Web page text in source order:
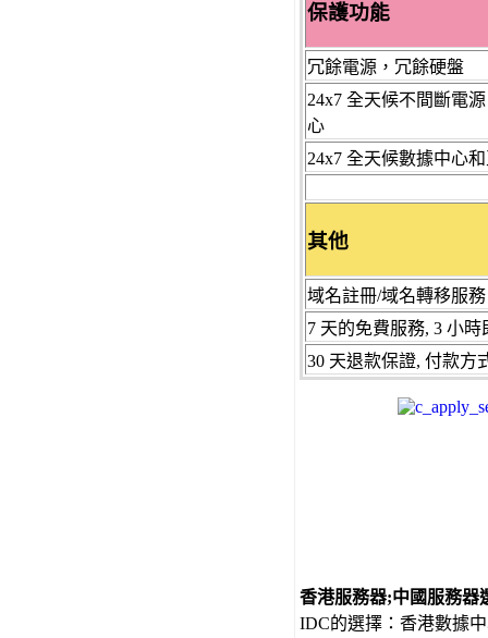
保護功能
冗餘電源，冗餘硬盤
24x7 全天候不間斷電
心
24x7 全天候數據中心
其他
域名註冊/域名轉移服務
7 天的免費服務, 3 小時
30 天退款保證, 付款方
香港服務器;中國服務器
IDC的選擇：香港數據